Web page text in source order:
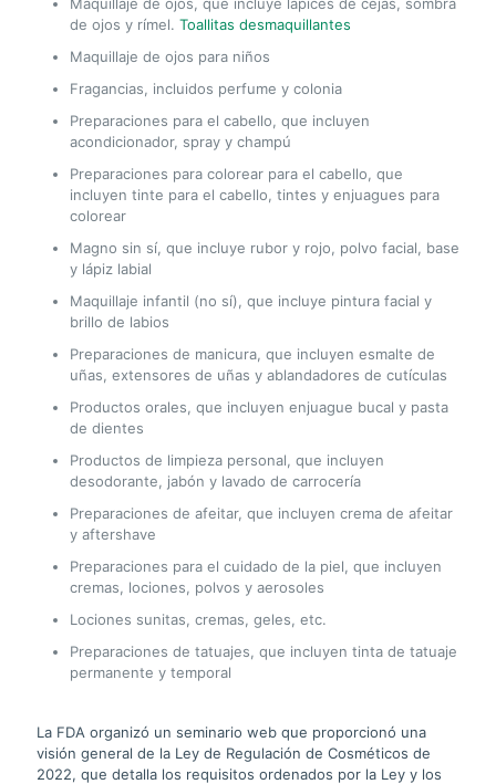
de ojos y rímel. Toallitas desmaquillantes
Maquillaje de ojos para niños
Fragancias, incluidos perfume y colonia
Preparaciones para el cabello, que incluyen
acondicionador, spray y champú
Preparaciones para colorear para el cabello, que
incluyen tinte para el cabello, tintes y enjuagues para
colorear
Magno sin sí, que incluye rubor y rojo, polvo facial, base
y lápiz labial
Maquillaje infantil (no sí), que incluye pintura facial y
brillo de labios
Preparaciones de manicura, que incluyen esmalte de
uñas, extensores de uñas y ablandadores de cutículas
Productos orales, que incluyen enjuague bucal y pasta
de dientes
Productos de limpieza personal, que incluyen
desodorante, jabón y lavado de carrocería
Preparaciones de afeitar, que incluyen crema de afeitar
y aftershave
Preparaciones para el cuidado de la piel, que incluyen
cremas, lociones, polvos y aerosoles
Lociones sunitas, cremas, geles, etc.
Preparaciones de tatuajes, que incluyen tinta de tatuaje
permanente y temporal
La FDA organizó un seminario web que proporcionó una
visión general de la Ley de Regulación de Cosméticos de
2022, que detalla los requisitos ordenados por la Ley y los